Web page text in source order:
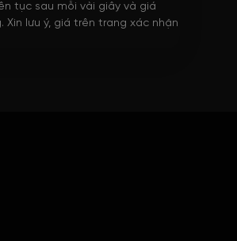
tục sau mỗi vài giây và giá
lưu ý, giá trên trang xác nhận